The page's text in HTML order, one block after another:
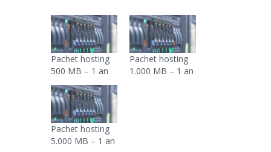
Pachet hosting
500 MB – 1 an
Pachet hosting
1.000 MB – 1 an
Pachet hosting
5.000 MB – 1 an